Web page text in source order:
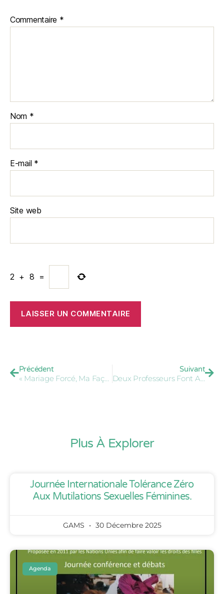
Commentaire *
Nom *
E-mail *
Site web
2 + 8 =
Précédent
« Mariage Forcé, Ma Façon De Dire Non ! » | 25 Novembre 2015
Suivant
Plus À Explorer
Journée Internationale Tolérance Zéro
Aux Mutilations Sexuelles Féminines.
GAMS 30 Décembre 2025
Agenda